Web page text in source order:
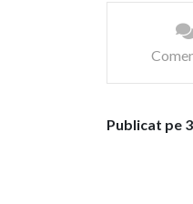
Publicat pe